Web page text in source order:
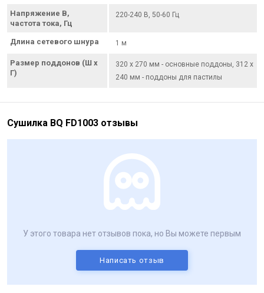
Напряжение В,
частота тока, Гц
220-240 В, 50-60 Гц
Длина сетевого шнура 1 м
Размер поддонов (Ш х
Г)
320 х 270 мм - основные поддоны, 312 х
240 мм - поддоны для пастилы
Сушилка BQ FD1003 отзывы
У этого товара нет отзывов пока, но Вы можете первым
Написать отзыв